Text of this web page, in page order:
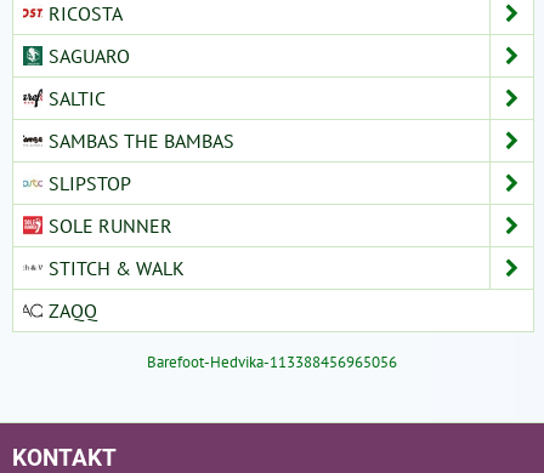
RICOSTA
SAGUARO
SALTIC
SAMBAS THE BAMBAS
SLIPSTOP
SOLE RUNNER
STITCH & WALK
ZAQQ
Barefoot-Hedvika-113388456965056
KONTAKT